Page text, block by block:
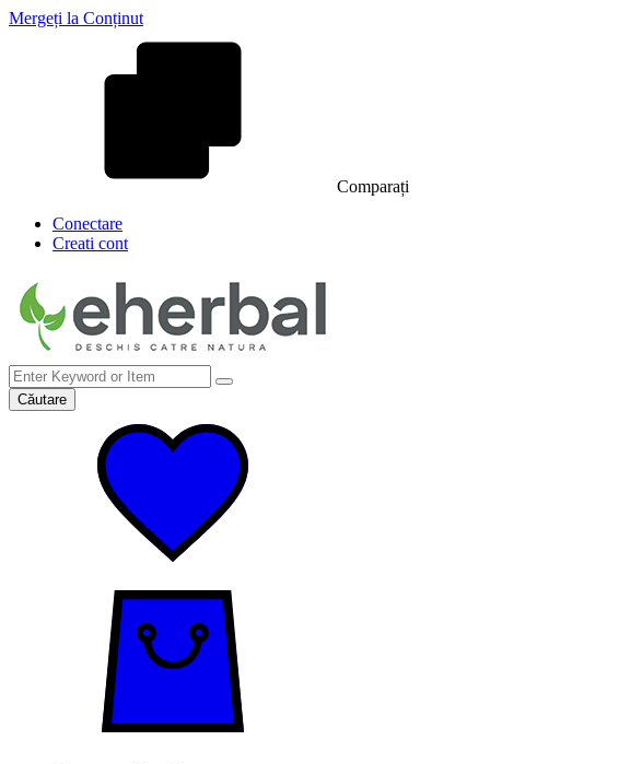
Mergeți la Conținut
Comparați
Conectare
Creati cont
Căutare